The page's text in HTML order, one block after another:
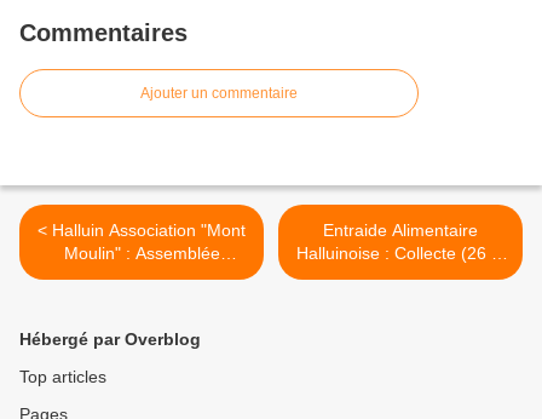
Commentaires
Ajouter un commentaire
< Halluin Association "Mont
Moulin" : Assemblée
Générale (Nov. 2021).
Entraide Alimentaire
Halluinoise : Collecte (26 et
27 Nov. 2021). >
Hébergé par Overblog
Top articles
Pages